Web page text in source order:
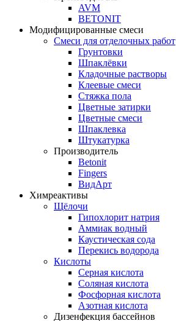
AVM
BETONIT
Модифицированные смеси
Смеси для отделочных работ
Грунтовки
Шпаклёвки
Кладочные растворы
Клеевые смеси
Стяжка пола
Цветные затирки
Цветные смеси
Шпаклевка
Штукатурка
Производитель
Betonit
Fingers
ВидАрт
Химреактивы
Щёлочи
Гипохлорит натрия
Аммиак водный
Каустическая сода
Перекись водорода
Кислоты
Серная кислота
Соляная кислота
Фосфорная кислота
Азотная кислота
Дизенфекция бассейнов